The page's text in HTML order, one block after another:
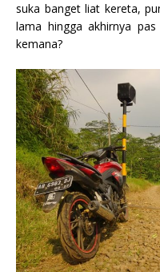
suka banget liat kereta,
lama hingga akhirnya
kemana?